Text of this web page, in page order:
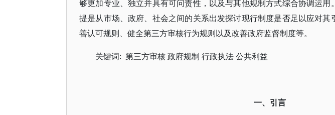
够更加专业、独立并具有可问责性，以及与其他规制方式综合协调运
提是从市场、政府、社会之间的关系出发探讨现行制度是否足以应对
善认可规则、健全第三方审核行为规则以及改善政府监督制度等。
关键词: 第三方审核 政府规制 行政执法 公共利益
一、引言